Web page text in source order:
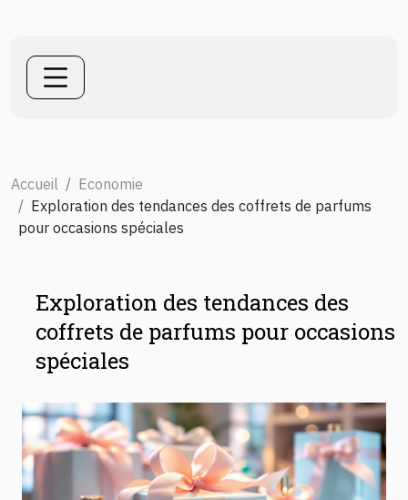
Accueil
Economie
Exploration des tendances des coffrets de parfums
pour occasions spéciales
Exploration des tendances des
coffrets de parfums pour occasions
spéciales